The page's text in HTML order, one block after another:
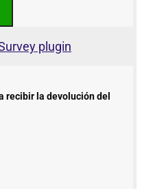
plugin
recibir la devolución del